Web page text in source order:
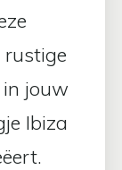
rustige
jouw
Ibiza